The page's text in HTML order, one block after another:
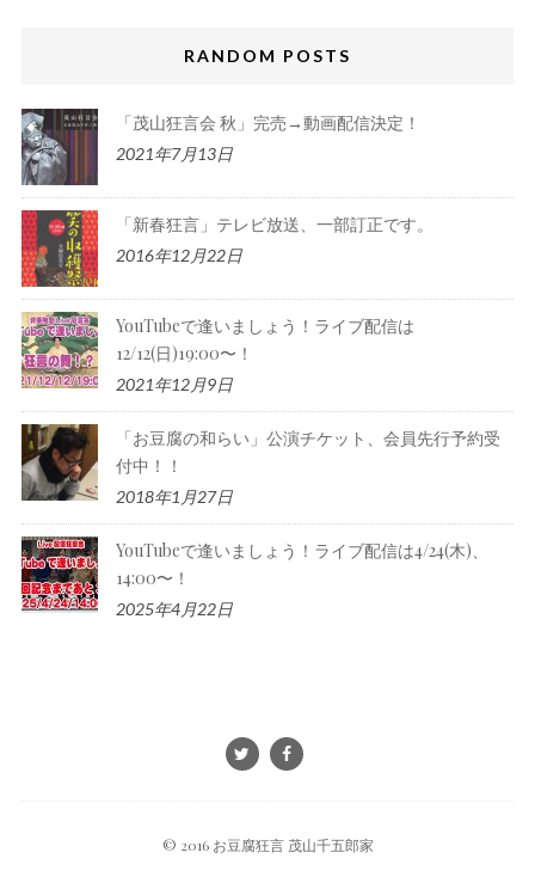
RANDOM POSTS
「茂山狂言会 秋」完売→動画配信決定！
2021年7月13日
「新春狂言」テレビ放送、一部訂正です。
2016年12月22日
YouTubeで逢いましょう！ライブ配信は
12/12(日)19:00〜！
2021年12月9日
「お豆腐の和らい」公演チケット、会員先行予約受
付中！！
2018年1月27日
YouTubeで逢いましょう！ライブ配信は4/24(木)、
14:00〜！
2025年4月22日
© 2016 お豆腐狂言 茂山千五郎家